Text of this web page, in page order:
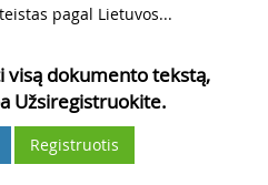
pagal Lietuvos...
dokumento tekstą,
Užsiregistruokite.
Registruotis